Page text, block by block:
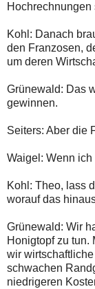
Kohl: Danach
den Franzosen,
um deren
Grünewald: Das
gewinnen.
Seiters: Aber die
Waigel: Wenn
Kohl: Theo, lass
worauf das
Grünewald: Wir
Honigtopf zu tun.
wir
schwachen
niedrigeren